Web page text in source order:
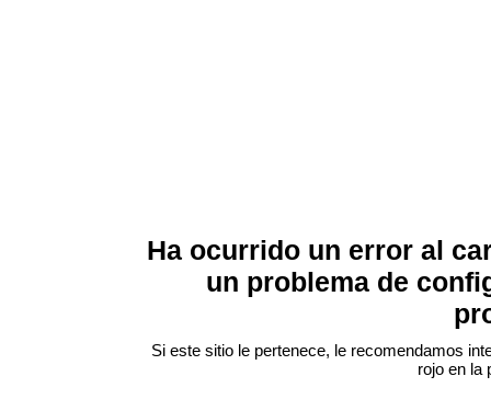
Ha ocurrido un error al
un problema de
Si este sitio le pertenece, le recomendamos
rojo en la